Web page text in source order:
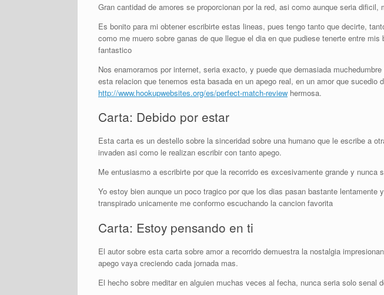
Gran cantidad de amores se proporcionan por la red, asi­ como aunque seri­a
Es bonito para mi obtener escribirte estas lineas, pues tengo tanto que decirte,
como me muero sobre ganas de que llegue el dia en que pudiese tenerte entre
fantastico
Nos enamoramos por internet, seri­a exacto, y puede que demasiada
esta relacion que tenemos esta basada en un apego real, en un amor que
http://www.hookupwebsites.org/es/perfect-match-review hermosa.
Carta: Debido por estar
Esta carta es un destello sobre la sinceridad sobre una humano que le escribe a
invaden asi­ como le realizan escribir con tanto apego.
Me entusiasmo a escribirte por que la recorrido es excesivamente grande y nunca
Yo estoy bien aunque un poco tragico por que los dias pasan bastante
transpirado unicamente me conformo escuchando la cancion favorita
Carta: Estoy pensando en ti
El autor sobre esta carta sobre amor a recorrido demuestra la nostalgia
apego vaya creciendo cada jornada mas.
El hecho sobre meditar en alguien muchas veces al fecha, nunca seri­a solo